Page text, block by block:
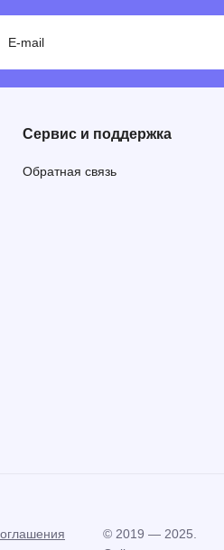
Сервис и поддержка
Обратная связь
© 2019 — 2025.